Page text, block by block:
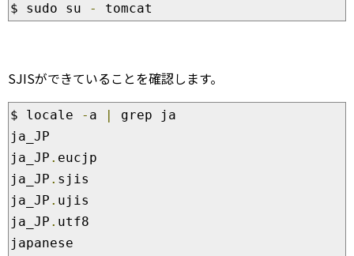
$ sudo su
- tomcat
SJISができていることを確認します。
$ locale - a |
grep ja
ja_JP
ja_JP . eucjp
ja_JP . sjis
ja_JP . ujis
ja_JP . utf8
japanese